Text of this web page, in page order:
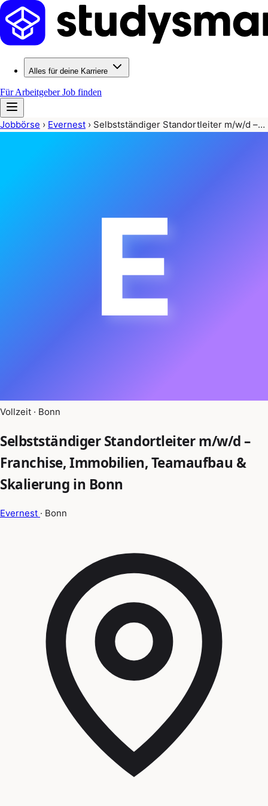
Alles für deine Karriere
Für ArbeitgeberJob finden
Jobbörse › Evernest › Selbstständiger Standortleiter m/w/d –…
E
Vollzeit · Bonn
Selbstständiger Standortleiter m/w/d –
Franchise, Immobilien, Teamaufbau &
Skalierung in Bonn
Evernest · Bonn